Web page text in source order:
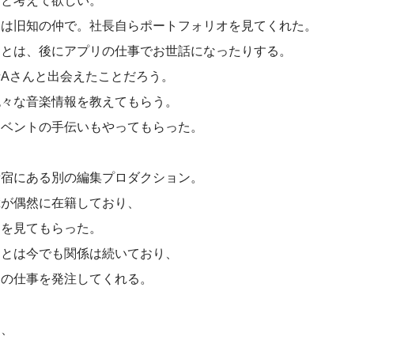
旧知の仲で。社長自らポートフォリオを見てくれた。
は、後にアプリの仕事でお世話になったりする。
さんと出会えたことだろう。
な音楽情報を教えてもらう。
ントの手伝いもやってもらった。
にある別の編集プロダクション。
偶然に在籍しており、
見てもらった。
は今でも関係は続いており、
仕事を発注してくれる。